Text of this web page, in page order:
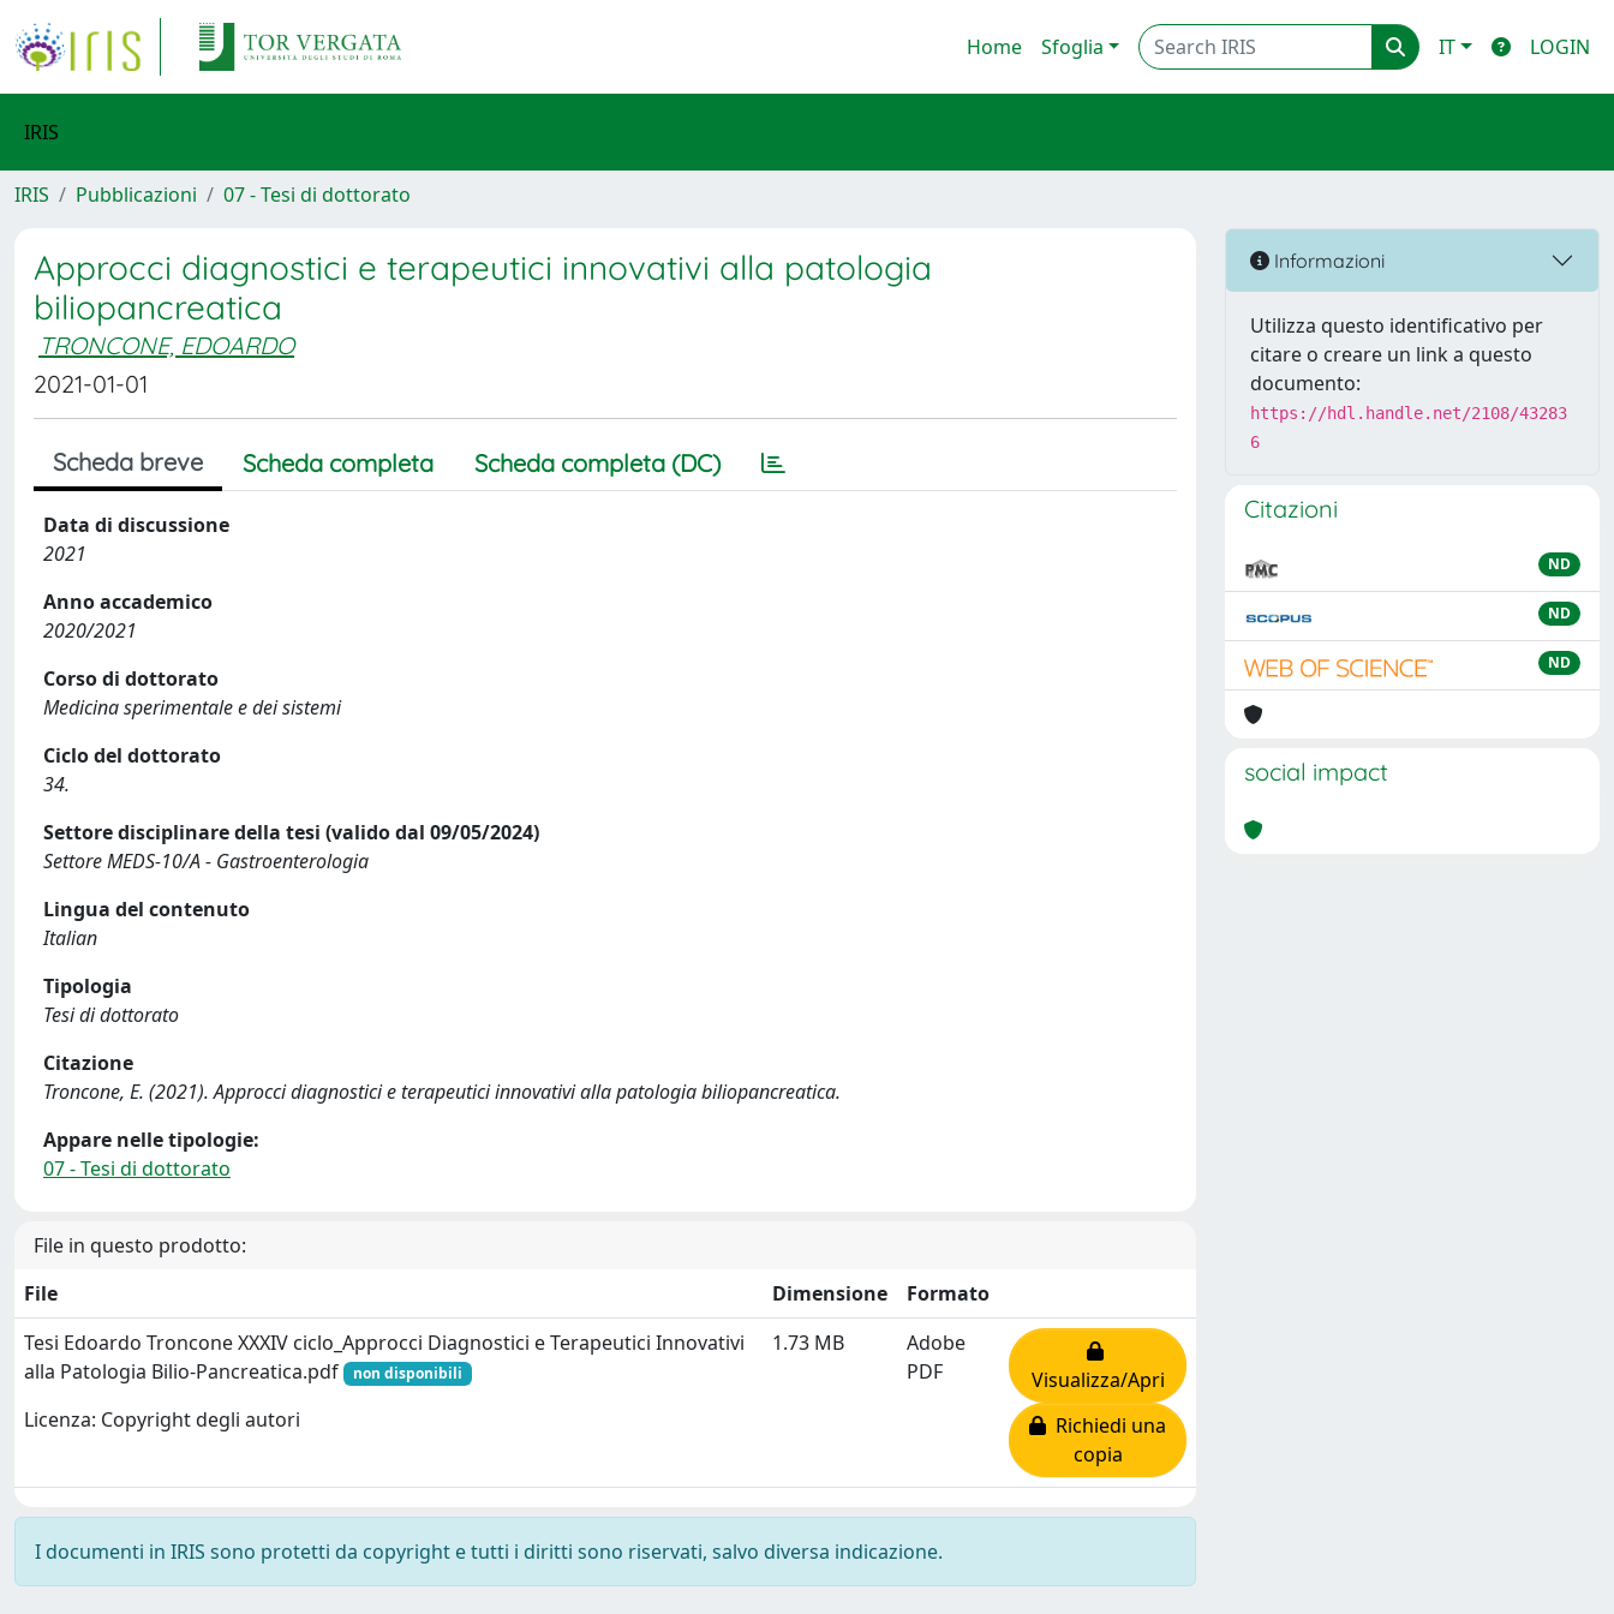
Home Sfoglia IT LOGIN
IRIS
IRIS Pubblicazioni 07 - Tesi di dottorato
Approcci diagnostici e terapeutici innovativi alla patologia
biliopancreatica
TRONCONE, EDOARDO
2021-01-01
Scheda breve Scheda completa Scheda completa (DC)
Data di discussione
2021
Anno accademico
2020/2021
Corso di dottorato
Medicina sperimentale e dei sistemi
Ciclo del dottorato
34.
Settore disciplinare della tesi (valido dal 09/05/2024)
Settore MEDS-10/A - Gastroenterologia
Lingua del contenuto
Italian
Tipologia
Tesi di dottorato
Citazione
Troncone, E. (2021). Approcci diagnostici e terapeutici innovativi alla patologia biliopancreatica.
Appare nelle tipologie:
07 - Tesi di dottorato
File in questo prodotto:
File
Dimensione
Formato
Tesi Edoardo Troncone XXXIV ciclo_Approcci Diagnostici e Terapeutici Innovativi
alla Patologia Bilio-Pancreatica.pdf
non disponibili
Licenza: Copyright degli autori
1.73 MB
Adobe
PDF
Visualizza/Apri
Richiedi una
copia
I documenti in IRIS sono protetti da copyright e tutti i diritti sono riservati, salvo diversa indicazione.
Informazioni
Utilizza questo identificativo per
citare o creare un link a questo
documento:
https://hdl.handle.net/2108/43283
6
Citazioni
ND
ND
ND
social impact